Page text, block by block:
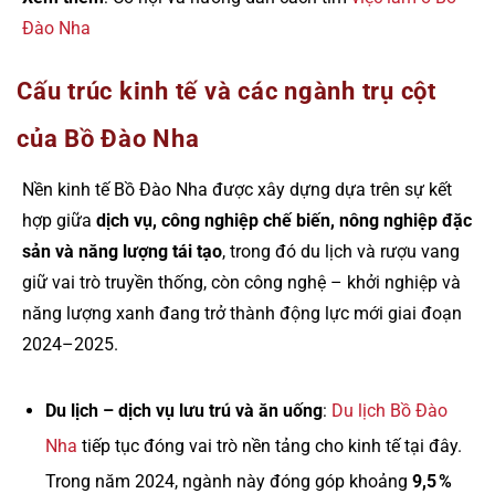
Đào Nha
Cấu trúc kinh tế và các ngành trụ cột
của Bồ Đào Nha
Nền kinh tế Bồ Đào Nha được xây dựng dựa trên sự kết
hợp giữa dịch vụ, công nghiệp chế biến, nông nghiệp đặc
sản và năng lượng tái tạo, trong đó du lịch và rượu vang
giữ vai trò truyền thống, còn công nghệ – khởi nghiệp và
năng lượng xanh đang trở thành động lực mới giai đoạn
2024–2025.
Du lịch – dịch vụ lưu trú và ăn uống: Du lịch Bồ Đào
Nha tiếp tục đóng vai trò nền tảng cho kinh tế tại đây.
Trong năm 2024, ngành này đóng góp khoảng 9,5 %